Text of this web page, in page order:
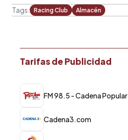
Tags: Racing Club Almacén
Tarifas de Publicidad
FM 98.5 - Cadena Popular
Cadena3.com